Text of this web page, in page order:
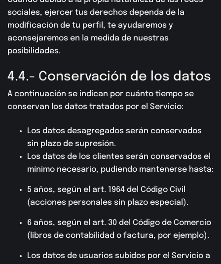
sociales, ejercer tus derechos dependa de la
modificación de tu perfil, te ayudaremos y
aconsejaremos en la medida de nuestras
posibilidades.
4.4.- Conservación de los datos
A continuación se indican por cuánto tiempo se
conservan los datos tratados por el Servicio:
Los datos desagregados serán conservados
sin plazo de supresión.
Los datos de los clientes serán conservados el
mínimo necesario, pudiendo mantenerse hasta:
5 años, según el art. 1964 del Código Civil
(acciones personales sin plazo especial).
6 años, según el art. 30 del Código de Comercio
(libros de contabilidad o factura, por ejemplo).
Los datos de usuarios subidos por el Servicio a